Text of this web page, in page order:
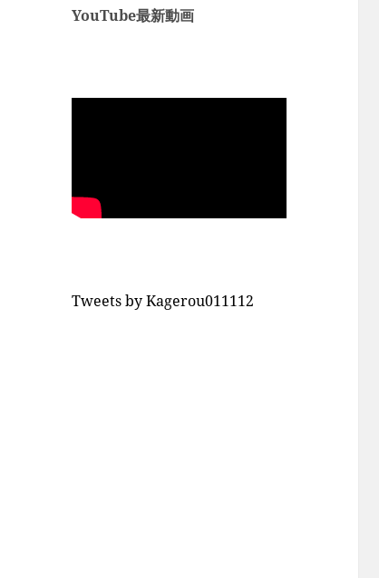
YouTube最新動画
Tweets by Kagerou011112